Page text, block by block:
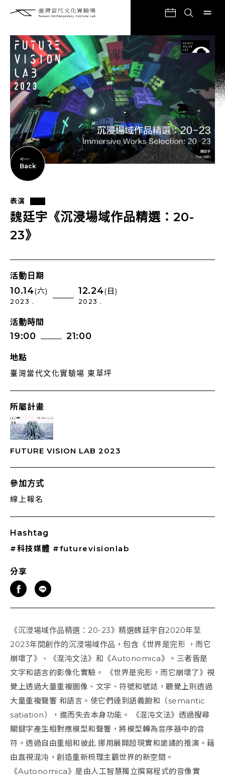
Back
表演
魏廷宇《沉浸場域作品精選：20-
23》
活動日期
10.14(六)
2023 .
12.24(日)
2023 .
活動時間
19:00 21:00
地點
臺灣當代文化實驗場 東草坪
所屬計畫
FUTURE VISION LAB 2023
參加方式
線上報名
Hashtag
#科技媒體 #futurevisionlab
分享
《沉浸場域作品精選：20-23》精選魏廷宇自2020年至
2023年間創作的沉浸場域作品，包含《世界是完形 ，而它
崩壞了》、《混沌文法》和《Autonomica》。三者皆是
文字和語言的影像化實驗。 《世界是完形，而它崩壞了》視
覺上透過大量重複圖像、文字、符號和號誌，聽覺上則透過
大量重複聲響 和語言。使它們達到語義飽和（semantic
satiation），進而失去本身功能。 《混沌文法》透過搜尋
關鍵字產生相對應模型和聲響，將模型轉為音序器中的音
符。透過自由重組和彼此 挪用展開超現實和詭譎的推演。藉
由直視混沌，創造重新梳理主觀世界的新空間。
《Autonomica》是由人工智慧獨立撰寫程式的音像實